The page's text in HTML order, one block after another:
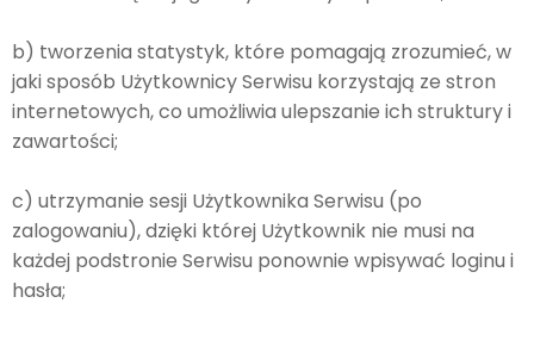
b) tworzenia statystyk, które pomagają zrozumieć, w
jaki sposób Użytkownicy Serwisu korzystają ze stron
internetowych, co umożliwia ulepszanie ich struktury i
zawartości;
c) utrzymanie sesji Użytkownika Serwisu (po
zalogowaniu), dzięki której Użytkownik nie musi na
każdej podstronie Serwisu ponownie wpisywać loginu i
hasła;